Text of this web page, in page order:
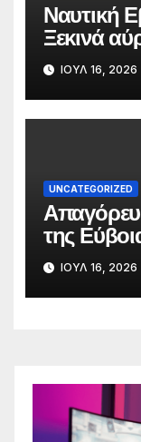
Ναυτική
Ξεκινά
στοΙΟΎΛ 16, 2026
UNCATEGORIZED
της
λόγω
πυρκαγιάς
ΙΟΎΛ 16, 2026